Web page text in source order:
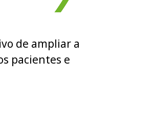
de ampliar a
pacientes e